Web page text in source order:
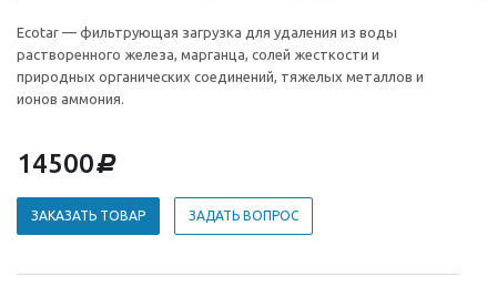
Ecotar — фильтрующая загрузка для удаления из воды
растворенного железа, марганца, солей жесткости и
природных органических соединений, тяжелых металлов и
ионов аммония.
14500d
ЗАКАЗАТЬ ТОВАР ЗАДАТЬ ВОПРОС